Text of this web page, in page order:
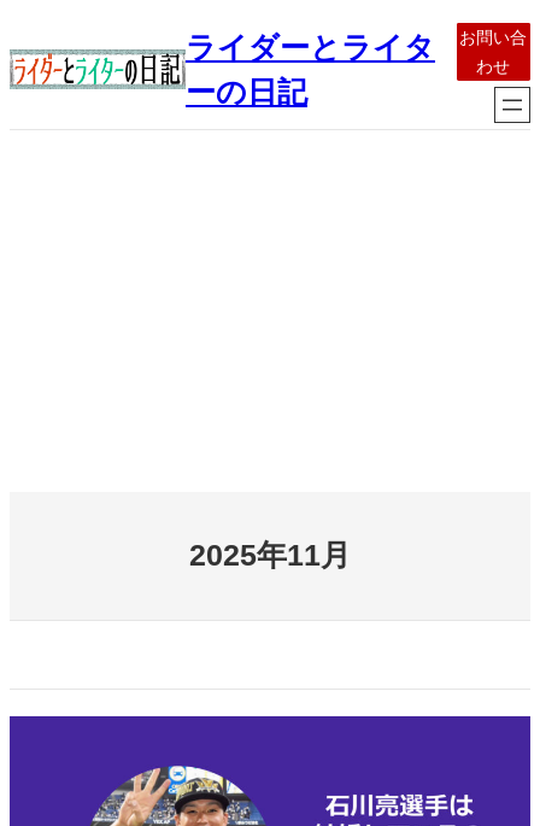
容
を
ライダーとライタ
ーの日記
お問い合
わせ
2025年11月